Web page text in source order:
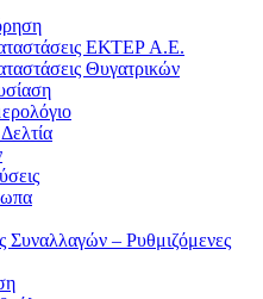
ΕΚΤΕΡ Α.Ε.
Θυγατρικών
Συναλλαγών – Ρυθμιζόμενες